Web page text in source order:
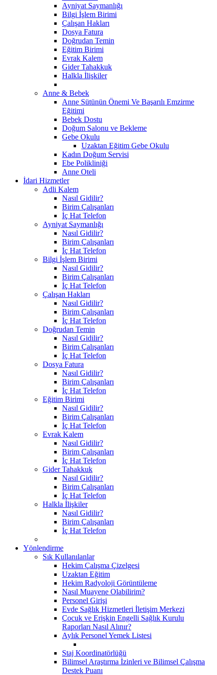
Ayniyat Saymanlığı
Bilgi İşlem Birimi
Çalışan Hakları
Dosya Fatura
Doğrudan Temin
Eğitim Birimi
Evrak Kalem
Gider Tahakkuk
Halkla İlişkiler
Anne & Bebek
Anne Sütünün Önemi Ve Başarılı Emzirme
Eğitimi
Bebek Dostu
Doğum Salonu ve Bekleme
Gebe Okulu
Uzaktan Eğitim Gebe Okulu
Kadın Doğum Servisi
Ebe Polikliniği
Anne Oteli
İdari Hizmetler
Adli Kalem
Nasıl Gidilir?
Birim Çalışanları
İç Hat Telefon
Ayniyat Saymanlığı
Nasıl Gidilir?
Birim Çalışanları
İç Hat Telefon
Bilgi İşlem Birimi
Nasıl Gidilir?
Birim Çalışanları
İç Hat Telefon
Çalışan Hakları
Nasıl Gidilir?
Birim Çalışanları
İç Hat Telefon
Doğrudan Temin
Nasıl Gidilir?
Birim Çalışanları
İç Hat Telefon
Dosya Fatura
Nasıl Gidilir?
Birim Çalışanları
İç Hat Telefon
Eğitim Birimi
Nasıl Gidilir?
Birim Çalışanları
İç Hat Telefon
Evrak Kalem
Nasıl Gidilir?
Birim Çalışanları
İç Hat Telefon
Gider Tahakkuk
Nasıl Gidilir?
Birim Çalışanları
İç Hat Telefon
Halkla İlişkiler
Nasıl Gidilir?
Birim Çalışanları
İç Hat Telefon
Yönlendirme
Sık Kullanılanlar
Hekim Çalışma Çizelgesi
Uzaktan Eğitim
Hekim Radyoloji Görüntüleme
Nasıl Muayene Olabilirim?
Personel Girişi
Evde Sağlık Hizmetleri İletişim Merkezi
Çocuk ve Erişkin Engelli Sağlık Kurulu
Raporları Nasıl Alınır?
Aylık Personel Yemek Listesi
Staj Koordinatörlüğü
Bilimsel Araştırma İzinleri ve Bilimsel Çalışma
Destek Puanı